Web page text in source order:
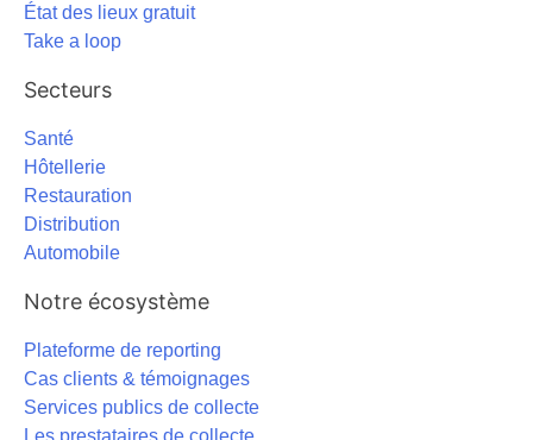
État des lieux gratuit
Take a loop
Secteurs
Santé
Hôtellerie
Restauration
Distribution
Automobile
Notre écosystème
Plateforme de reporting
Cas clients & témoignages
Services publics de collecte
Les prestataires de collecte